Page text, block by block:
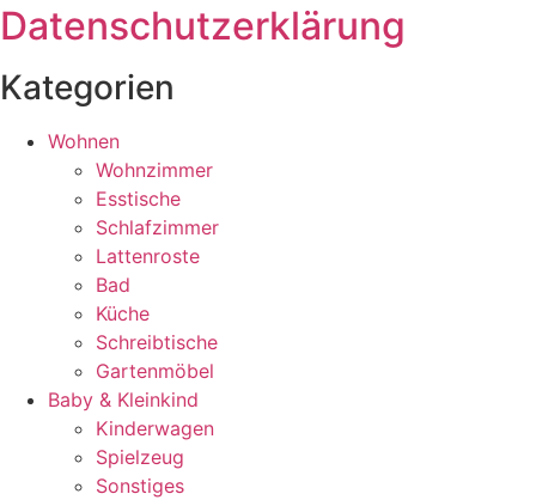
Datenschutzerklärung
Kategorien
Wohnen
Wohnzimmer
Esstische
Schlafzimmer
Lattenroste
Bad
Küche
Schreibtische
Gartenmöbel
Baby & Kleinkind
Kinderwagen
Spielzeug
Sonstiges